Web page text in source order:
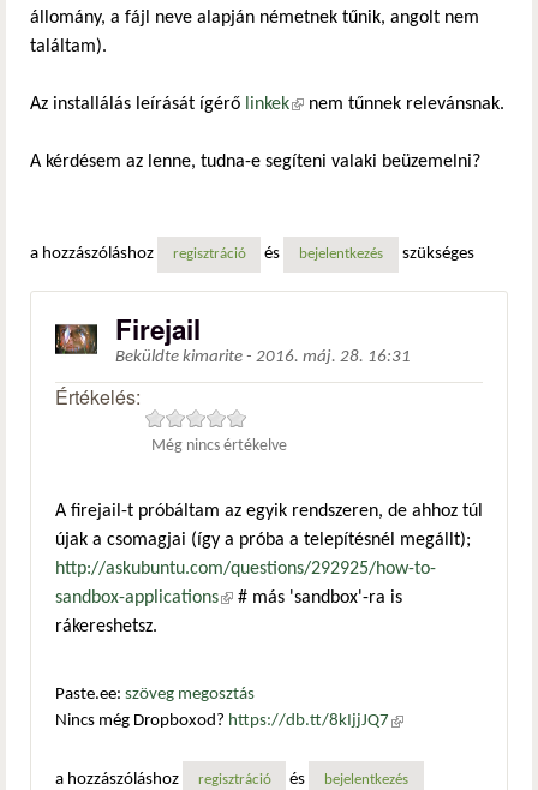
állomány, a fájl neve alapján németnek tűnik, angolt nem
találtam).
Az installálás leírását ígérő linkek(külső hivatkozás)
nem tűnnek relevánsnak.
A kérdésem az lenne, tudna-e segíteni valaki beüzemelni?
a hozzászóláshoz regisztráció és bejelentkezés szükséges
Firejail
Beküldte kimarite - 2016. máj. 28. 16:31
Értékelés:
Még nincs értékelve
A firejail-t próbáltam az egyik rendszeren, de ahhoz túl
újak a csomagjai (így a próba a telepítésnél megállt);
http://askubuntu.com/questions/292925/how-to-
sandbox-applications(külső hivatkozás)
# más 'sandbox'-ra is
rákereshetsz.
Paste.ee: szöveg megosztás
Nincs még Dropboxod? https://db.tt/8kIjjJQ7 (külső
a hozzászóláshoz
regisztráció és bejelentkezés